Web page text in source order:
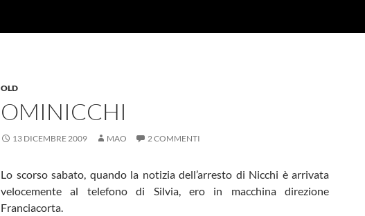
OLD
OMINICCHI
13 DICEMBRE 2009 MAO 2 COMMENTI
Lo scorso sabato, quando la notizia dell’arresto di Nicchi è arrivata
velocemente al telefono di Silvia, ero in macchina direzione
Franciacorta.